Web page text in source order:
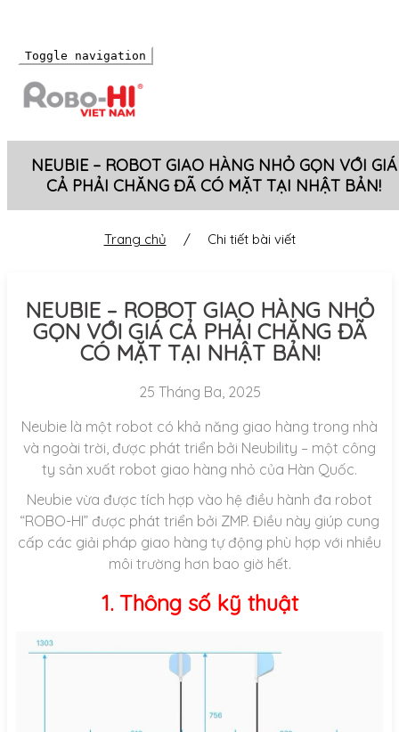
Toggle navigation
NEUBIE – ROBOT GIAO HÀNG NHỎ GỌN VỚI GIÁ
CẢ PHẢI CHĂNG ĐÃ CÓ MẶT TẠI NHẬT BẢN!
Trang chủ / Chi tiết bài viết
NEUBIE – ROBOT GIAO HÀNG NHỎ
GỌN VỚI GIÁ CẢ PHẢI CHĂNG ĐÃ
CÓ MẶT TẠI NHẬT BẢN!
25 Tháng Ba, 2025
Neubie là một robot có khả năng giao hàng trong nhà
và ngoài trời, được phát triển bởi Neubility – một công
ty sản xuất robot giao hàng nhỏ của Hàn Quốc.
Neubie vừa được tích hợp vào hệ điều hành đa robot
“ROBO-HI” được phát triển bởi ZMP. Điều này giúp cung
cấp các giải pháp giao hàng tự động phù hợp với nhiều
môi trường hơn bao giờ hết.
1. Thông số kỹ thuật